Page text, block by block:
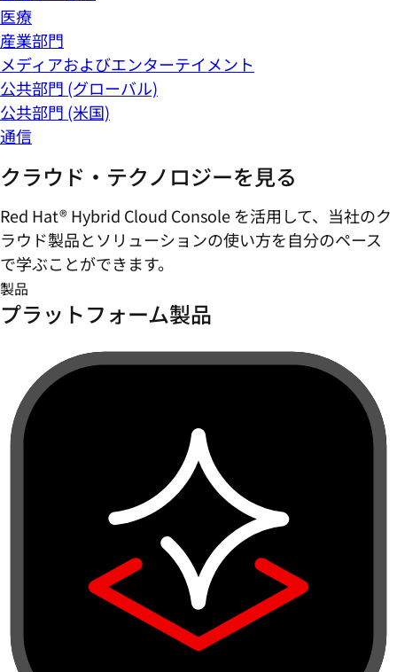
医療
産業部門
メディアおよびエンターテイメント
公共部門 (グローバル)
公共部門 (米国)
通信
クラウド・テクノロジーを見る
Red Hat® Hybrid Cloud Console を活用して、当社のク
ラウド製品とソリューションの使い方を自分のペース
で学ぶことができます。
製品
プラットフォーム製品